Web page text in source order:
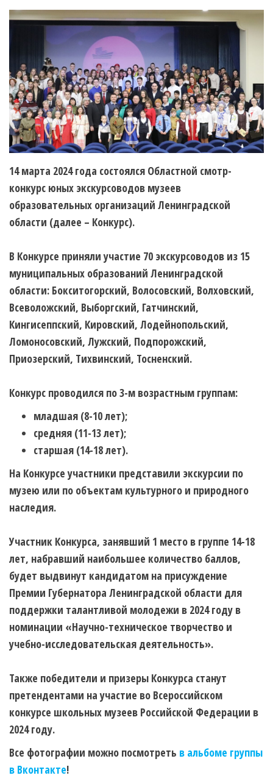
14 марта 2024 года состоялся Областной смотр-
конкурс юных экскурсоводов музеев
образовательных организаций Ленинградской
области (далее – Конкурс).
В Конкурсе приняли участие 70 экскурсоводов из 15
муниципальных образований Ленинградской
области: Бокситогорский, Волосовский, Волховский,
Всеволожский, Выборгский, Гатчинский,
Кингисеппский, Кировский, Лодейнопольский,
Ломоносовский, Лужский, Подпорожский,
Приозерский, Тихвинский, Тосненский.
Конкурс проводился по 3-м возрастным группам:
младшая (8-10 лет);
средняя (11-13 лет);
старшая (14-18 лет).
На Конкурсе участники представили экскурсии по
музею или по объектам культурного и природного
наследия.
Участник Конкурса, занявший 1 место в группе 14-18
лет, набравший наибольшее количество баллов,
будет выдвинут кандидатом на присуждение
Премии Губернатора Ленинградской области для
поддержки талантливой молодежи в 2024 году в
номинации «Научно-техническое творчество и
учебно-исследовательская деятельность».
Также победители и призеры Конкурса станут
претендентами на участие во Всероссийском
конкурсе школьных музеев Российской Федерации в
2024 году.
Все фотографии можно посмотреть в альбоме группы
в Вконтакте!